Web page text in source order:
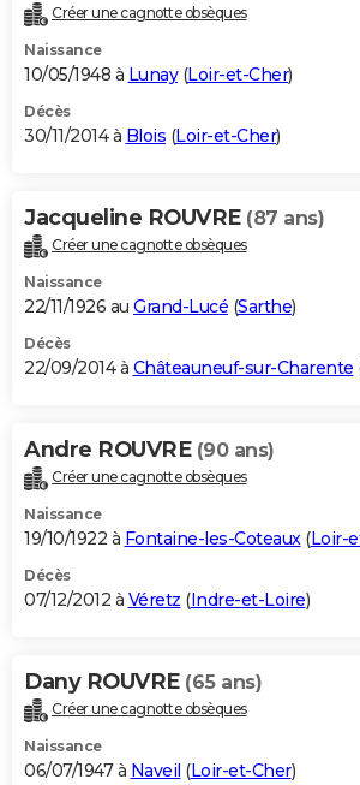
Créer une cagnotte obsèques
Naissance
10/05/1948 à Lunay(Loir-et-Cher)
Décès
30/11/2014 à Blois (Loir-et-Cher)
Jacqueline ROUVRE (87 ans)
Créer une cagnotte obsèques
Naissance
22/11/1926 au Grand-Lucé (Sarthe)
Décès
22/09/2014 à Châteauneuf-sur-Charente
Andre ROUVRE (90 ans)
Créer une cagnotte obsèques
Naissance
19/10/1922 à Fontaine-les-Coteaux(Loir-
Décès
07/12/2012 à Véretz (Indre-et-Loire)
Dany ROUVRE (65 ans)
Créer une cagnotte obsèques
Naissance
06/07/1947 à Naveil (Loir-et-Cher)